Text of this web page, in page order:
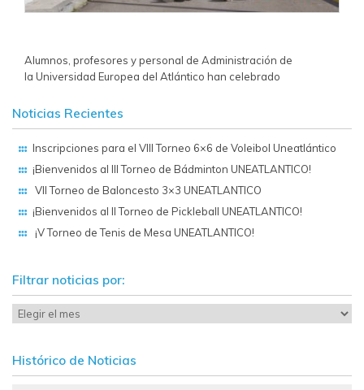
Alumnos, profesores y personal de Administración de
la Universidad Europea del Atlántico han celebrado
Noticias Recientes
Inscripciones para el VIII Torneo 6×6 de Voleibol Uneatlántico
¡Bienvenidos al III Torneo de Bádminton UNEATLANTICO!
VII Torneo de Baloncesto 3×3 UNEATLANTICO
¡Bienvenidos al II Torneo de Pickleball UNEATLANTICO!
¡V Torneo de Tenis de Mesa UNEATLANTICO!
Filtrar noticias por:
Histórico de Noticias